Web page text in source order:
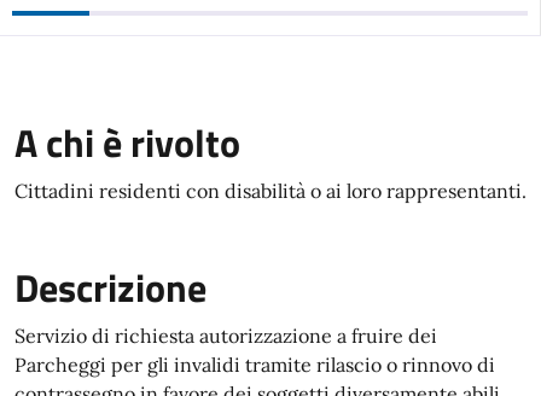
A chi è rivolto
Cittadini residenti con disabilità o ai loro rappresentanti.
Descrizione
Servizio di richiesta autorizzazione a fruire dei
Parcheggi per gli invalidi tramite rilascio o rinnovo di